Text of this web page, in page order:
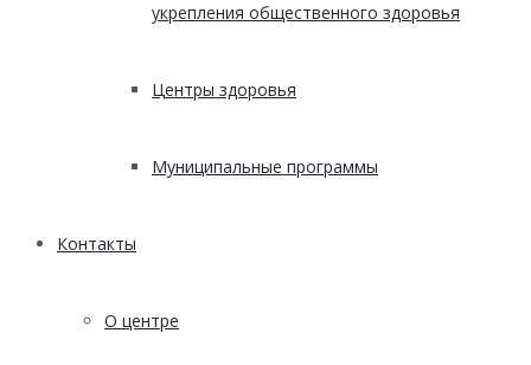
укрепления общественного здоровья
Центры здоровья
Муниципальные программы
Контакты
О центре